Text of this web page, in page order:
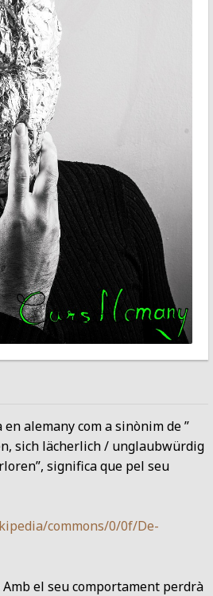
alemany com a sinònim de ”
sich lächerlich / unglaubwürdig
significa que pel seu
commons/0/0f/De-
el seu comportament perdrà